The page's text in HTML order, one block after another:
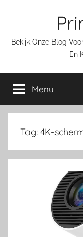
inhoud
Bekijk Onze Blog
En
Menu
Tag: 4K-